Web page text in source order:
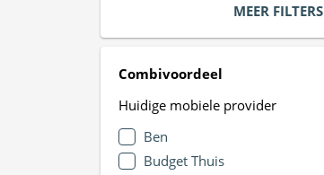
MEER FILTERS
Combivoordeel
Huidige mobiele provider
Ben
Budget Thuis